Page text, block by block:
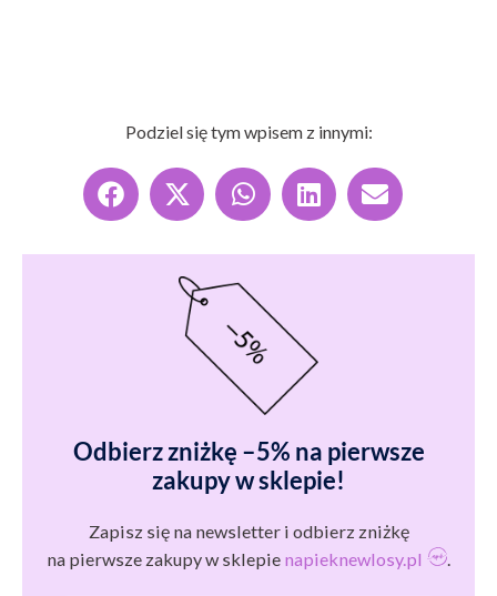
Podziel się tym wpisem z innymi:
Odbierz zniżkę –5% na pierwsze
zakupy w sklepie!
Zapisz się na newsletter i odbierz zniżkę
na pierwsze zakupy w sklepie napieknewlosy.pl .